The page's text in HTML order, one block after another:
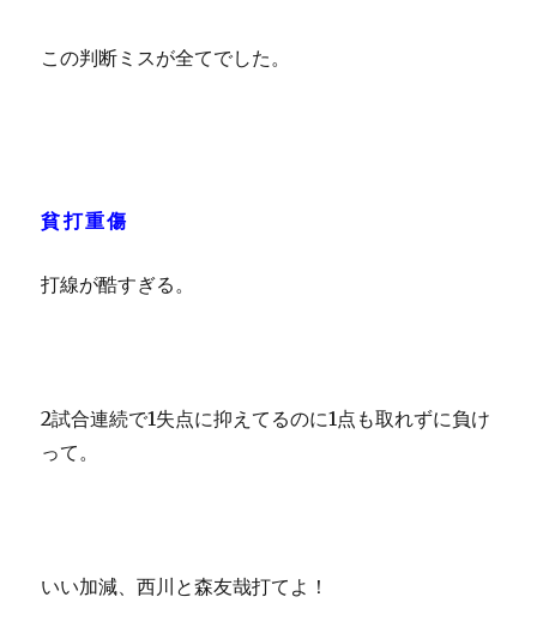
この判断ミスが全てでした。
貧打重傷
打線が酷すぎる。
2試合連続で1失点に抑えてるのに1点も取れずに負け
って。
いい加減、西川と森友哉打てよ！